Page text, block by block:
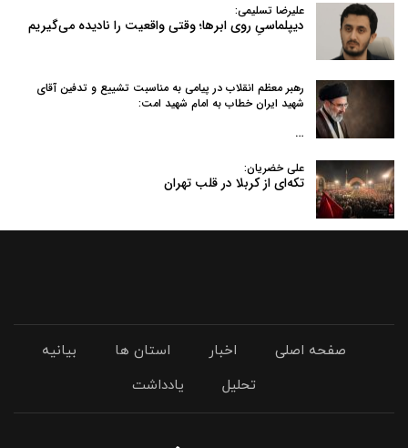
علیرضا تسلیمی:
دیپلماسیِ روی ابرها؛ وقتی واقعیت را نادیده می‌گیریم
رهبر معظم انقلاب در پیامی به‌ مناسبت تشییع و تدفین آقای
شهید ایران خطاب به امام شهید امت:
…
علی خضریان:
تکه‌ای از کربلا در قلب تهران
صفحه اصلی اخبار استان ها
بیانیه
تحلیل
یادداشت